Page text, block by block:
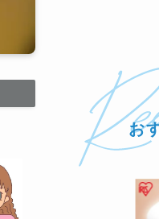
お